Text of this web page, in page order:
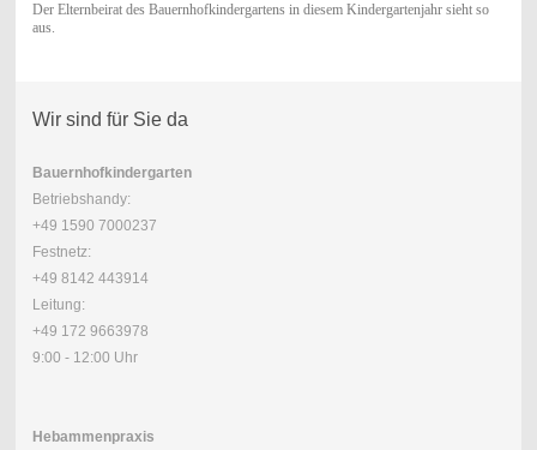
Der Elternbeirat des Bauernhofkindergartens in diesem Kindergartenjahr sieht so
aus.
Wir sind für Sie da
Bauernhofkindergarten
Betriebshandy:
+49 1590 7000237
Festnetz:
+49 8142 443914
Leitung:
+49 172 9663978
9:00 - 12:00 Uhr
Hebammenpraxis